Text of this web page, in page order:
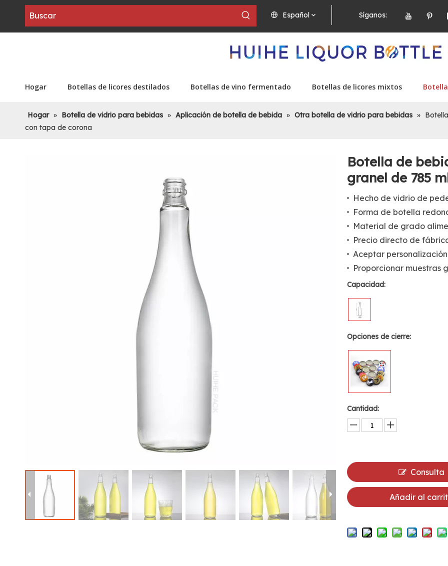
Español Síganos:
Hogar Botellas de licores destilados Botellas de vino fermentado Botellas de licores mixtos
Hogar » Botella de vidrio para bebidas » Aplicación de botella de bebida » Otra botella de vidrio para bebidas »
con tapa de corona
Botella de
granel de 785
Hecho de vidrio de
Forma de botella
Material de grado
Precio directo de
Aceptar personalización
Proporcionar muestras
Capacidad:
Opciones de cierre:
Cantidad:
Consulta
Añadir al